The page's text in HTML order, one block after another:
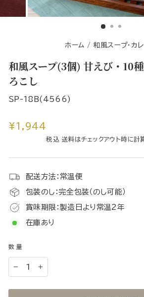
移
ホーム / 和風スープ・カ
和風スープ(3個) 甘えび・10
ろこし
SP-18B(4566)
通
¥1,944
税込 送料はチェックアウト時に計
配送方法：常温便
包装のし：完全包装（のし可能）
賞味期限：製造日より常温2年
在庫あり
数量